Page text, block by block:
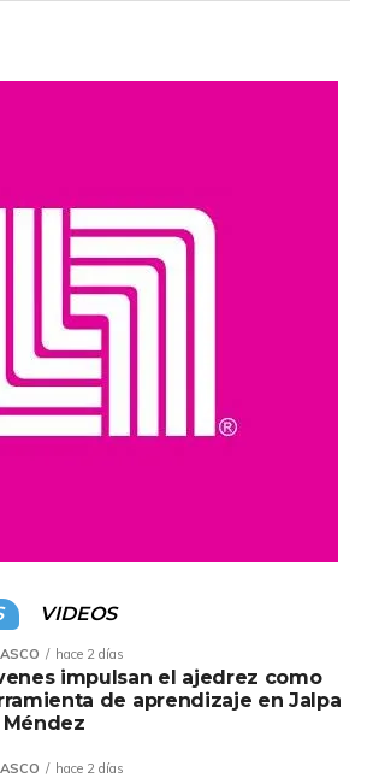
ofrecido una recompensa de hasta
VIDEOS
hace 2 días
impulsan el ajedrez como
de aprendizaje en Jalpa
hace 2 días